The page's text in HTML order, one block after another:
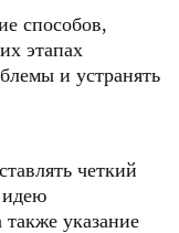
способов,
этапах
и устранять
четкий
идею
также указание